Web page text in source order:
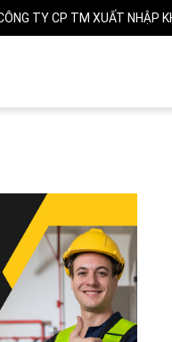
TY CP TM XUẤT NHẬP